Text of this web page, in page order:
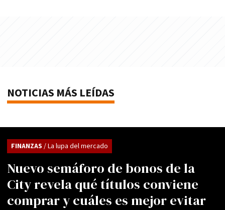
NOTICIAS MÁS LEÍDAS
Nuevo semáforo de bonos de la
City revela qué títulos conviene
comprar y cuáles es mejor evitar
FINANZAS / La lupa del mercado